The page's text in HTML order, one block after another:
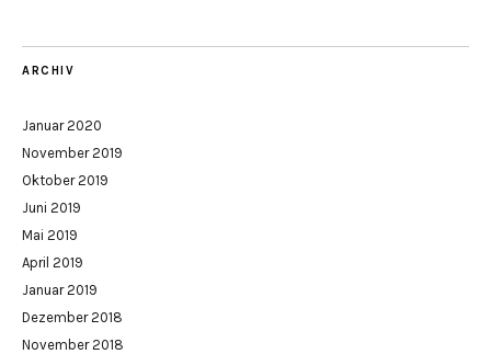
ARCHIV
Januar 2020
November 2019
Oktober 2019
Juni 2019
Mai 2019
April 2019
Januar 2019
Dezember 2018
November 2018